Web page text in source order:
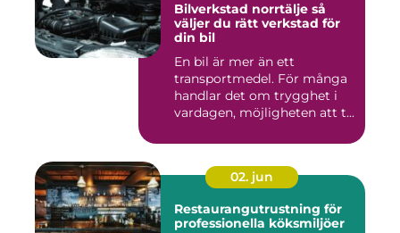
Bilverkstad norrtälje så
väljer du rätt verkstad för
din bil
En bil är mer än ett
transportmedel. För många
handlar det om trygghet i
vardagen, möjligheten att t...
02. jun
Restaurangutrustning för
professionella köksmiljöer